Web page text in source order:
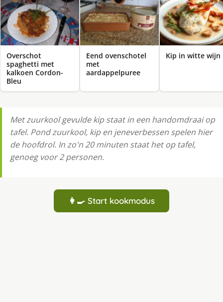
Overschot
spaghetti met
kalkoen Cordon-
Bleu
Eend ovenschotel
met
aardappelpuree
Kip in witte wijn
Met zuurkool gevulde kip staat in een handomdraai op
tafel. Pond zuurkool, kip en jeneverbessen spelen hier
de hoofdrol. In zo'n 20 minuten staat het op tafel,
genoeg voor 2 personen.
👩‍🍳 Start kookmodus